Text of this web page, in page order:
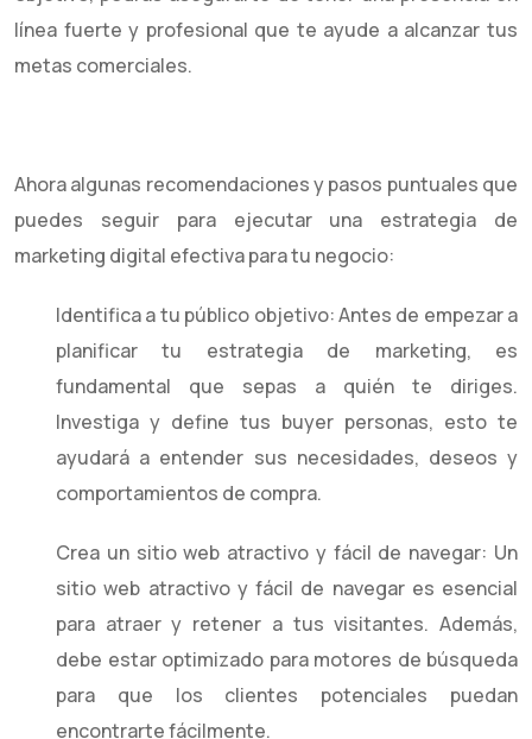
línea fuerte y profesional que te ayude a alcanzar tus
metas comerciales.
Ahora algunas recomendaciones y pasos puntuales que
puedes seguir para ejecutar una estrategia de
marketing digital efectiva para tu negocio:
Identifica a tu público objetivo: Antes de empezar a
planificar tu estrategia de marketing, es
fundamental que sepas a quién te diriges.
Investiga y define tus buyer personas, esto te
ayudará a entender sus necesidades, deseos y
comportamientos de compra.
Crea un sitio web atractivo y fácil de navegar: Un
sitio web atractivo y fácil de navegar es esencial
para atraer y retener a tus visitantes. Además,
debe estar optimizado para motores de búsqueda
para que los clientes potenciales puedan
encontrarte fácilmente.